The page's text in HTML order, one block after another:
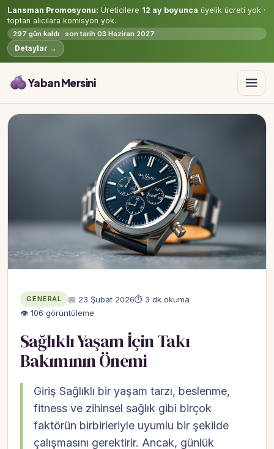
Lansman Promosyonu: Üreticilere 12 ay boyunca üyelik ücreti yok ·
toptan alıcılara komisyon yok.
297 gün kaldı · son tarih 03 Haziran 2027
Detaylar →
Yaban Mersini
GENERAL 📅 23 Şubat 2026⏱ 3 dk okuma
👁 106 görüntüleme
Sağlıklı Yaşam İçin Takı
Bakımının Önemi
Giriş Sağlıklı bir yaşam tarzı, beslenme,
fitness ve zihinsel sağlık gibi birçok
faktörün birbirleriyle uyumlu bir şekilde
çalışmasını gerektirir. Ancak, günlük